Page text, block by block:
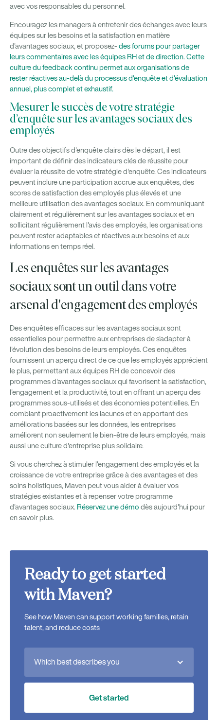
avec vos responsables du personnel.
Encouragez les managers à entretenir des échanges avec leurs
équipes sur les besoins et la satisfaction en matière
d'avantages sociaux, et proposez- des forums pour partager
leurs commentaires avec les équipes RH et de direction. Cette
culture du feedback continu permet aux organisations de
rester réactives au-delà du processus d'enquête et d'évaluation
annuel, plus complet et exhaustif.
Mesurer le succès de votre stratégie
d’enquête sur les avantages sociaux des
employés
Outre des objectifs d'enquête clairs dès le départ, il est
important de définir des indicateurs clés de réussite pour
évaluer la réussite de votre stratégie d'enquête. Ces indicateurs
peuvent inclure une participation accrue aux enquêtes, des
scores de satisfaction des employés plus élevés et une
meilleure utilisation des avantages sociaux. En communiquant
clairement et régulièrement sur les avantages sociaux et en
sollicitant régulièrement l'avis des employés, les organisations
peuvent rester adaptables et réactives aux besoins et aux
informations en temps réel.
Les enquêtes sur les avantages
sociaux sont un outil dans votre
arsenal d'engagement des employés
Des enquêtes efficaces sur les avantages sociaux sont
essentielles pour permettre aux entreprises de s'adapter à
l'évolution des besoins de leurs employés. Ces enquêtes
fournissent un aperçu direct de ce que les employés apprécient
le plus, permettant aux équipes RH de concevoir des
programmes d'avantages sociaux qui favorisent la satisfaction,
l'engagement et la productivité, tout en offrant un aperçu des
programmes sous-utilisés et des économies potentielles. En
comblant proactivement les lacunes et en apportant des
améliorations basées sur les données, les entreprises
améliorent non seulement le bien-être de leurs employés, mais
aussi une culture d'entreprise plus solidaire.
Si vous cherchez à stimuler l'engagement des employés et la
croissance de votre entreprise grâce à des avantages et des
soins holistiques, Maven peut vous aider à évaluer vos
stratégies existantes et à repenser votre programme
d'avantages sociaux. Réservez une démo dès aujourd'hui pour
en savoir plus.
Ready to get started
with Maven?
See how Maven can support working families, retain
talent, and reduce costs
Which best describes you
Get started